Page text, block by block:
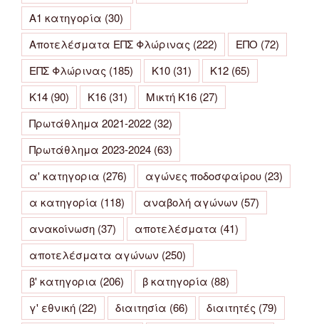
Α1 κατηγορία (30)
Αποτελέσματα ΕΠΣ Φλώρινας (222) ΕΠΟ (72)
ΕΠΣ Φλώρινας (185) Κ10 (31) Κ12 (65)
Κ14 (90) Κ16 (31) Μικτή Κ16 (27)
Πρωτάθλημα 2021-2022 (32)
Πρωτάθλημα 2023-2024 (63)
α' κατηγορια (276) αγώνες ποδοσφαίρου (23)
α κατηγορία (118) αναβολή αγώνων (57)
ανακοίνωση (37) αποτελέσματα (41)
αποτελέσματα αγώνων (250)
β' κατηγορια (206) β κατηγορία (88)
γ' εθνική (22) διαιτησία (66) διαιτητές (79)